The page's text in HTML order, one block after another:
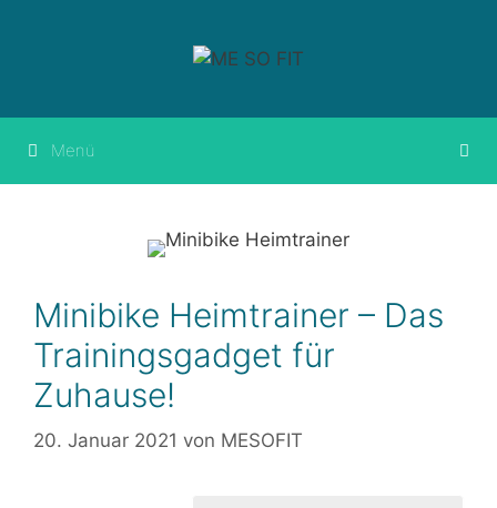
Menü
Minibike Heimtrainer – Das
Trainingsgadget für
Zuhause!
20. Januar 2021 von MESOFIT